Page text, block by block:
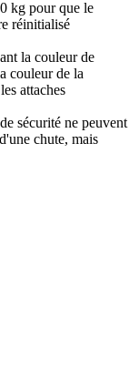
kg pour que le
réinitialisé
la couleur de
couleur de la
attaches
sécurité ne peuvent
chute, mais